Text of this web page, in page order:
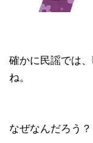
確かに民謡では
ね。
なぜなんだろう？